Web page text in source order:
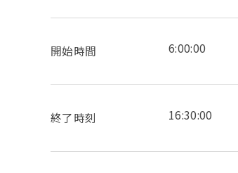
開始時間 6:00:00
終了時刻 16:30:00